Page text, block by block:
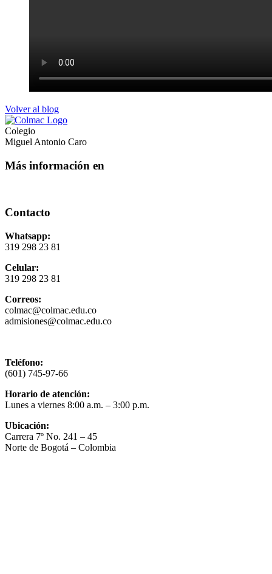
Volver al blog
Colegio
Miguel Antonio Caro
Más información en
Contacto
Whatsapp:
319 298 23 81
Celular:
319 298 23 81
Correos:
colmac@colmac.edu.co
admisiones@colmac.edu.co
Teléfono:
(601) 745-97-66
Horario de atención:
Lunes a viernes 8:00 a.m. – 3:00 p.m.
Ubicación:
Carrera 7º No. 241 – 45
Norte de Bogotá – Colombia